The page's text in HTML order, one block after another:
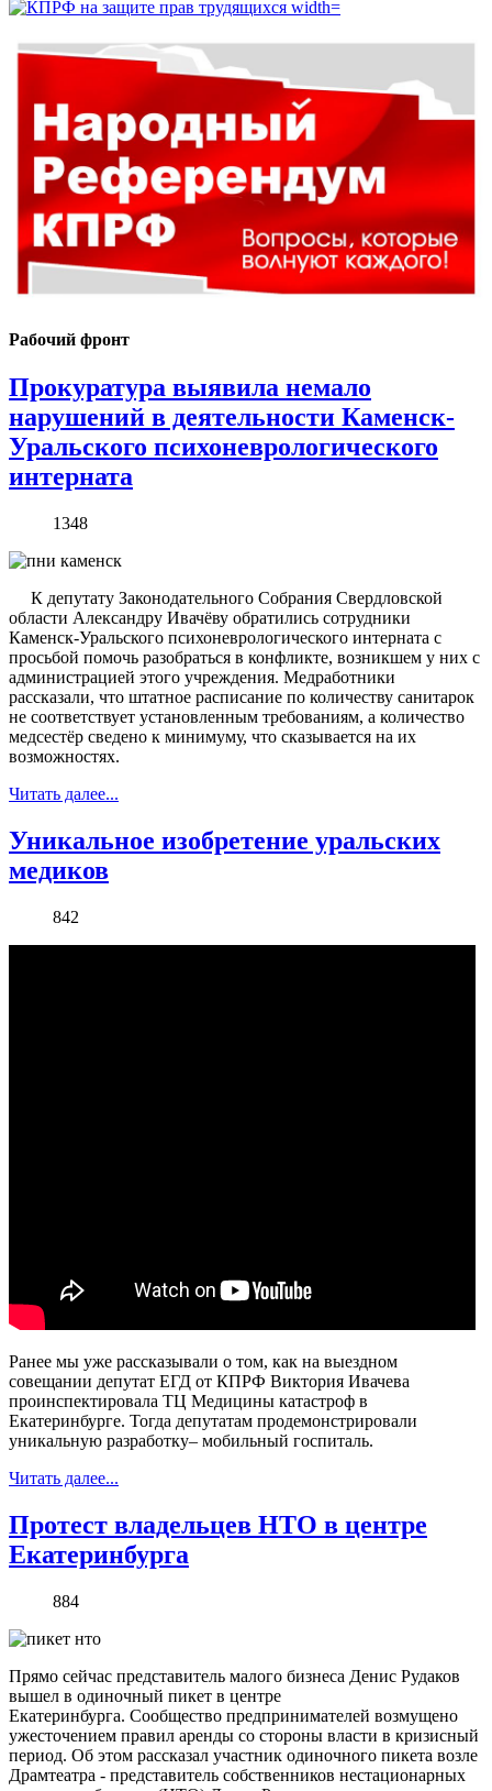
Рабочий фронт
Прокуратура выявила немало
нарушений в деятельности Каменск-
Уральского психоневрологического
интерната
1348
К депутату Законодательного Собрания Свердловской
области Александру Ивачёву обратились сотрудники
Каменск-Уральского психоневрологического интерната с
просьбой помочь разобраться в конфликте, возникшем у них с
администрацией этого учреждения. Медработники
рассказали, что штатное расписание по количеству санитарок
не соответствует установленным требованиям, а количество
медсестёр сведено к минимуму, что сказывается на их
возможностях.
Читать далее...
Уникальное изобретение уральских
медиков
842
Ранее мы уже рассказывали о том, как на выездном
совещании депутат ЕГД от КПРФ Виктория Ивачева
проинспектировала ТЦ Медицины катастроф в
Екатеринбурге. Тогда депутатам продемонстрировали
уникальную разработку– мобильный госпиталь.
Читать далее...
Протест владельцев НТО в центре
Екатеринбурга
884
Прямо сейчас представитель малого бизнеса Денис Рудаков
вышел в одиночный пикет в центре
Екатеринбурга. Сообщество предпринимателей возмущено
ужесточением правил аренды со стороны власти в кризисный
период. Об этом рассказал участник одиночного пикета возле
Драмтеатра - представитель собственников нестационарных